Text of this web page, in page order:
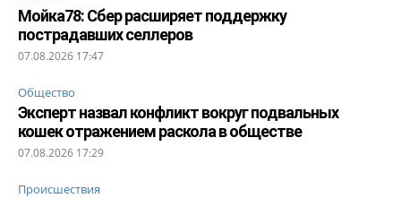
Мойка78: Сбер расширяет поддержку
пострадавших селлеров
07.08.2026 17:47
Общество
Эксперт назвал конфликт вокруг подвальных
кошек отражением раскола в обществе
07.08.2026 17:29
Происшествия